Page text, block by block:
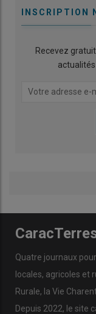
INSCRIPTION
Recevez
Quatre journaux
locales, agricoles et
Rurale, la Vie
Depuis 2022, le site